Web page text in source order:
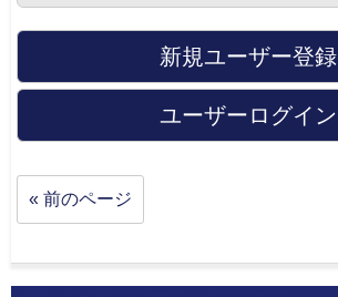
新規ユーザー登録
ユーザーログイン
« 前のページ